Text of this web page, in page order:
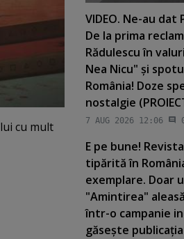
cu mult
VIDEO. Ne-au dat
De la prima
Rădulescu în
Nea Nicu" şi
România! Doze
nostalgie
7 AUG 2026 12:06
E pe bune!
tipărită în
exemplare. Doar
"Amintirea"
într-o campanie
găseşte publicaţia